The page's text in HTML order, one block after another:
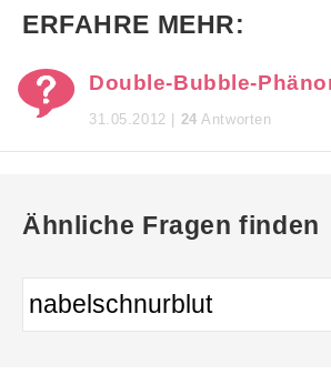
ERFAHRE MEHR:
Double-Bubble-
31.05.2012 | 24 Antworten
Ähnliche Fragen finden